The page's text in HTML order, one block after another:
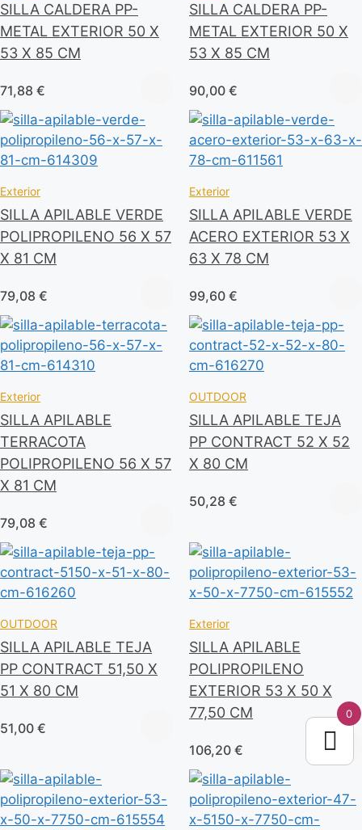
SILLA CALDERA PP-
METAL EXTERIOR 50 X
53 X 85 CM
71,88 €
SILLA CALDERA PP-
METAL EXTERIOR 50 X
53 X 85 CM
90,00 €
Exterior
SILLA APILABLE VERDE
POLIPROPILENO 56 X 57
X 81 CM
79,08 €
Exterior
SILLA APILABLE VERDE
ACERO EXTERIOR 53 X
63 X 78 CM
99,60 €
Exterior
SILLA APILABLE
TERRACOTA
POLIPROPILENO 56 X 57
X 81 CM
79,08 €
OUTDOOR
SILLA APILABLE TEJA
PP CONTRACT 52 X 52
X 80 CM
50,28 €
OUTDOOR
SILLA APILABLE TEJA
PP CONTRACT 51,50 X
51 X 80 CM
51,00 €
Exterior
SILLA APILABLE
POLIPROPILENO
EXTERIOR 53 X 50 X
77,50 CM
106,20 €
0